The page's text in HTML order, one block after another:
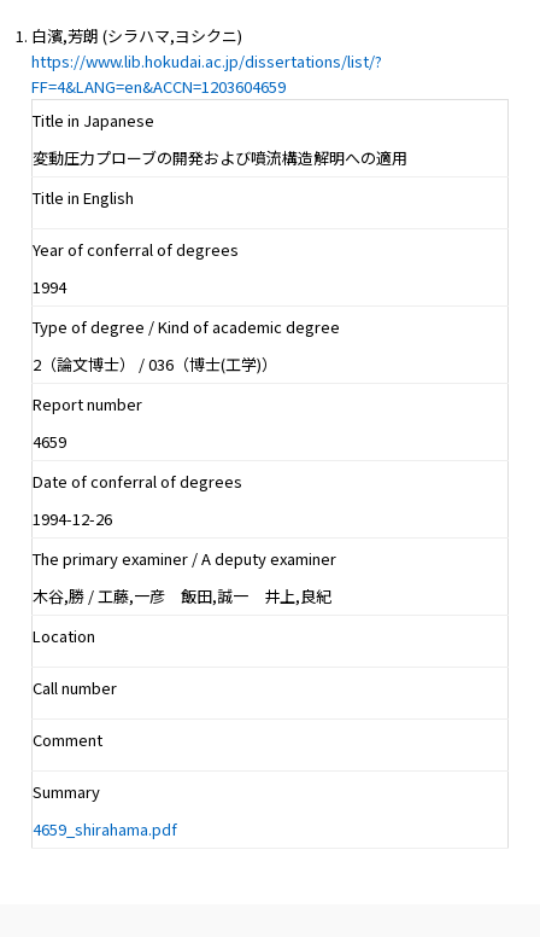
白濱,芳朗 (シラハマ,ヨシクニ)
https://www.lib.hokudai.ac.jp/dissertations/list/?
FF=4&LANG=en&ACCN=1203604659
Title in Japanese
変動圧力プローブの開発および噴流構造解明への適用
Title in English
Year of conferral of degrees
1994
Type of degree / Kind of academic degree
2（論文博士） / 036（博士(工学)）
Report number
4659
Date of conferral of degrees
1994-12-26
The primary examiner / A deputy examiner
木谷,勝 / 工藤,一彦 飯田,誠一 井上,良紀
Location
Call number
Comment
Summary
4659_shirahama.pdf